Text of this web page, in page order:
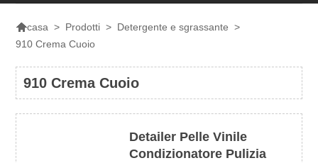
casa > Prodotti > Detergente e sgrassante >
910 Crema Cuoio
910 Crema Cuoio
Detailer Pelle Vinile
Condizionatore Pulizia